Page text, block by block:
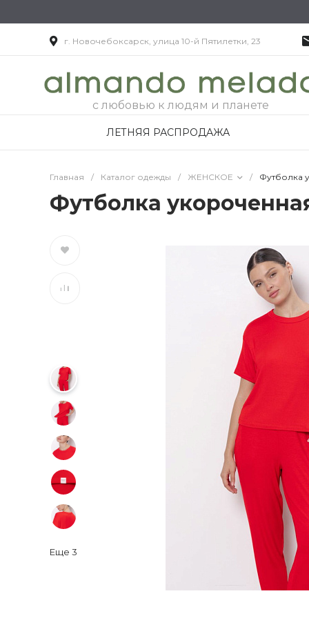
г. Новочебоксарск, улица 10-й Пятилетки, 23
с любовью к людям и планете
ЛЕТНЯЯ РАСПРОДАЖА
Главная / Каталог одежды / ЖЕНСКОЕ / Футболка
Футболка
Еще 3